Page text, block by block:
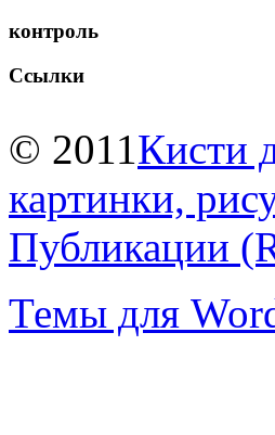
контроль
Ссылки
© 2011Кисти
картинки,
Публикации
Темы для